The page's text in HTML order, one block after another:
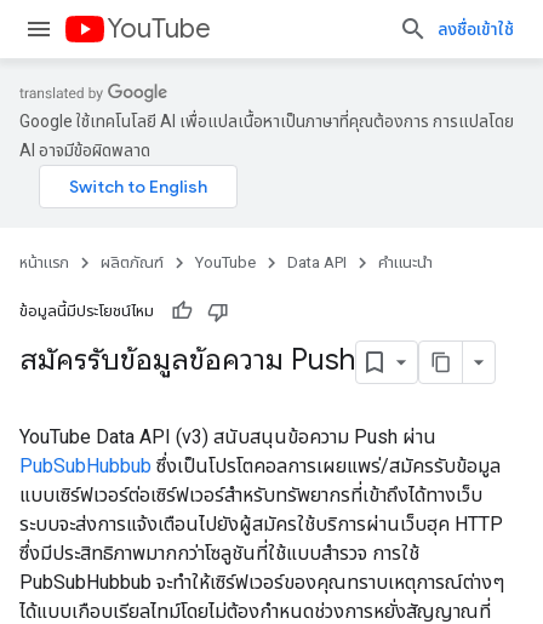
YouTube ลงชื่อเข้าใช้
Google ใช้เทคโนโลยี AI เพื่อแปลเนื้อหาเป็นภาษาที่คุณต้องการ การแปลโดย
AI อาจมีข้อผิดพลาด
หน้าแรก ผลิตภัณฑ์ YouTube Data API คำแนะนำ
ข้อมูลนี้มีประโยชน์ไหม
สมัครรับข้อมูลข้อความ Push
YouTube Data API (v3) สนับสนุนข้อความ Push ผ่าน
PubSubHubbub ซึ่งเป็นโปรโตคอลการเผยแพร่/สมัครรับข้อมูล
แบบเซิร์ฟเวอร์ต่อเซิร์ฟเวอร์สำหรับทรัพยากรที่เข้าถึงได้ทางเว็บ
ระบบจะส่งการแจ้งเตือนไปยังผู้สมัครใช้บริการผ่านเว็บฮุค HTTP
ซึ่งมีประสิทธิภาพมากกว่าโซลูชันที่ใช้แบบสำรวจ การใช้
PubSubHubbub จะทำให้เซิร์ฟเวอร์ของคุณทราบเหตุการณ์ต่างๆ
ได้แบบเกือบเรียลไทม์โดยไม่ต้องกำหนดช่วงการหยั่งสัญญาณที่